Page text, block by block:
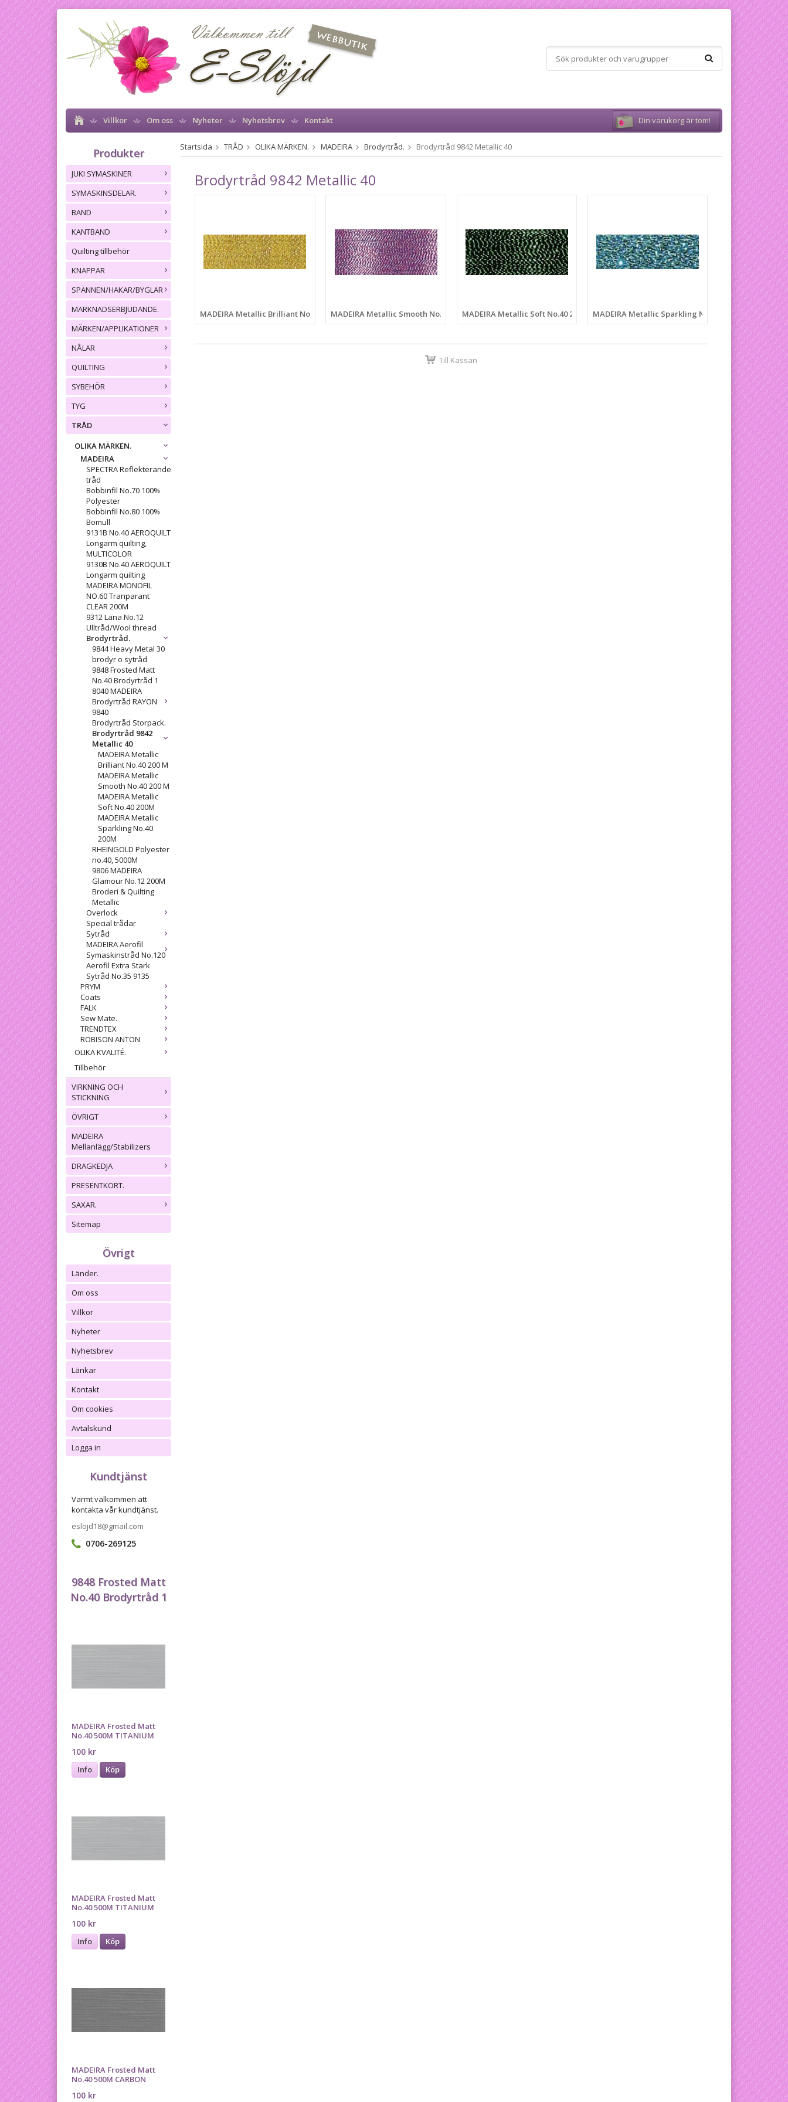
Villkor Om oss Nyheter Nyhetsbrev Kontakt Din varukorg är tom!
Produkter
JUKI SYMASKINER
SYMASKINSDELAR.
BAND
KANTBAND
Quilting tillbehör
KNAPPAR
SPÄNNEN/HAKAR/BYGLAR
MARKNADSERBJUDANDE.
MÄRKEN/APPLIKATIONER
NÅLAR
QUILTING
SYBEHÖR
TYG
TRÅD
OLIKA MÄRKEN.
MADEIRA
SPECTRA Reflekterande
tråd
Bobbinfil No.70 100%
Polyester
Bobbinfil No.80 100%
Bomull
9131B No.40 AEROQUILT
Longarm quilting,
MULTICOLOR
9130B No.40 AEROQUILT
Longarm quilting
MADEIRA MONOFIL
NO.60 Tranparant
CLEAR 200M
9312 Lana No.12
Ulltråd/Wool thread
Brodyrtråd.
9844 Heavy Metal 30
brodyr o sytråd
9848 Frosted Matt
No.40 Brodyrtråd 1
8040 MADEIRA
Brodyrtråd RAYON
9840
Brodyrtråd Storpack.
Brodyrtråd 9842
Metallic 40
MADEIRA Metallic
Brilliant No.40 200 M
MADEIRA Metallic
Smooth No.40 200 M
MADEIRA Metallic
Soft No.40 200M
MADEIRA Metallic
Sparkling No.40
200M
RHEINGOLD Polyester
no.40, 5000M
9806 MADEIRA
Glamour No.12 200M
Broderi & Quilting
Metallic
Overlock
Special trådar
Sytråd
MADEIRA Aerofil
Symaskinstråd No.120
Aerofil Extra Stark
Sytråd No.35 9135
PRYM
Coats
FALK
Sew Mate.
TRENDTEX
ROBISON ANTON
OLIKA KVALITÉ.
Tillbehör
VIRKNING OCH
STICKNING
ÖVRIGT
MADEIRA
Mellanlägg/Stabilizers
DRAGKEDJA
PRESENTKORT.
SAXAR.
Sitemap
Övrigt
Länder.
Om oss
Villkor
Nyheter
Nyhetsbrev
Länkar
Kontakt
Om cookies
Avtalskund
Logga in
Kundtjänst
Varmt välkommen att
kontakta vår kundtjänst.
eslojd18@gmail.com
0706-269125
9848 Frosted Matt
No.40 Brodyrtråd 1
MADEIRA Frosted Matt
No.40 500M TITANIUM
100 kr
Info Köp
MADEIRA Frosted Matt
No.40 500M TITANIUM
100 kr
Info Köp
MADEIRA Frosted Matt
No.40 500M CARBON
100 kr
Startsida TRÅD OLIKA MÄRKEN. MADEIRA Brodyrtråd. Brodyrtråd 9842 Metallic 40
Brodyrtråd 9842 Metallic 40
MADEIRA Metallic Brilliant No.40 200 MMADEIRA Metallic Smooth No.40 200 MMADEIRA Metallic Soft No.40 200M MADEIRA Metallic Sparkling No.40 200M
Till Kassan